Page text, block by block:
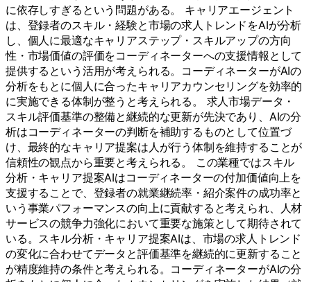
に依存しすぎるという問題がある。 キャリアエージェント
は、登録者のスキル・経験と市場の求人トレンドをAIが分析
し、個人に最適なキャリアステップ・スキルアップの方向
性・市場価値の評価をコーディネーターへの支援情報として
提供するという活用が考えられる。コーディネーターがAIの
分析をもとに個人に合ったキャリアカウンセリングを効率的
に実施できる体制が整うと考えられる。 求人市場データ・
スキル評価基準の整備と継続的な更新が先決であり、AIの分
析はコーディネーターの判断を補助するものとして位置づ
け、最終的なキャリア提案は人が行う体制を維持することが
信頼性の観点から重要と考えられる。 この業種ではスキル
分析・キャリア提案AIはコーディネーターの付加価値向上を
支援することで、登録者の就業継続率・紹介案件の成功率と
いう事業パフォーマンスの向上に貢献すると考えられ、人材
サービスの競争力強化において重要な施策として期待されて
いる。スキル分析・キャリア提案AIは、市場の求人トレンド
の変化に合わせてデータと評価基準を継続的に更新すること
が精度維持の条件と考えられる。コーディネーターがAIの分